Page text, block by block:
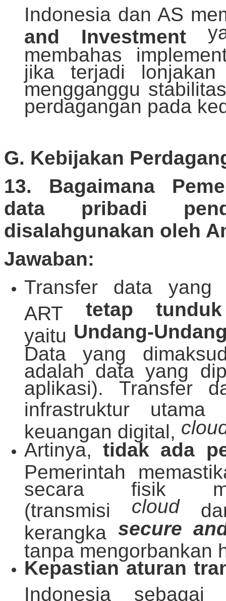
Indonesia dan AS
and Investment
membahas
jika terjadi
mengganggu
perdagangan pada
G. Kebijakan
13. Bagaimana
data pribadi
disalahgunakan oleh
Jawaban:
Transfer data yang
ARTtetap
yaitu Undang-
Data yang
adalah data yang
aplikasi). Transfer
infrastruktur
keuangan digital,
Artinya,tidak ada
Pemerintah
secara fisik
(transmisi clouddan
kerangka secure
tanpa mengorbankan
Kepastian aturan
Indonesia